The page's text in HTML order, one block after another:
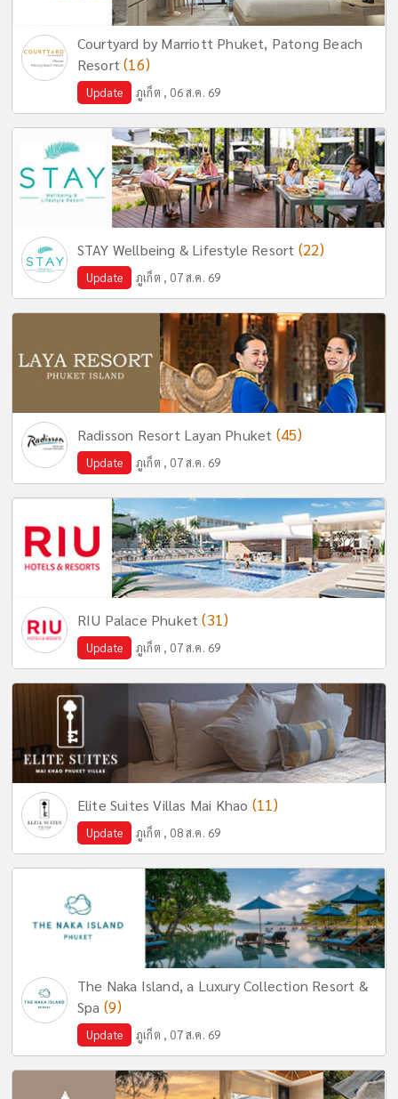
Courtyard by Marriott Phuket, Patong Beach
Resort(16)
Update ภูเก็ต , 06 ส.ค. 69
STAY Wellbeing & Lifestyle Resort (22)
Update ภูเก็ต , 07 ส.ค. 69
Radisson Resort Layan Phuket (45)
Update ภูเก็ต , 07 ส.ค. 69
RIU Palace Phuket(31)
Update ภูเก็ต , 07 ส.ค. 69
Elite Suites Villas Mai Khao (11)
Update ภูเก็ต , 08 ส.ค. 69
The Naka Island, a Luxury Collection Resort &
Spa (9)
Update ภูเก็ต , 07 ส.ค. 69